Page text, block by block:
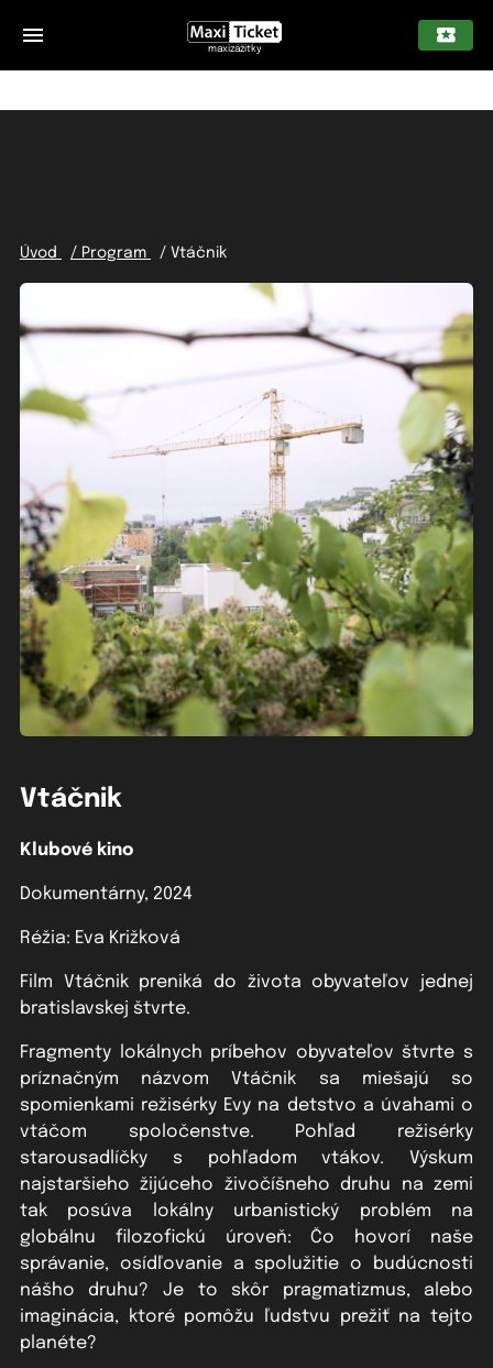
maxizážitky
Úvod / Program / Vtáčnik
Vtáčnik
Klubové kino
Dokumentárny, 2024
Réžia: Eva Križková
Film Vtáčnik preniká do života obyvateľov jednej
bratislavskej štvrte.
Fragmenty lokálnych príbehov obyvateľov štvrte s
príznačným názvom Vtáčnik sa miešajú so
spomienkami režisérky Evy na detstvo a úvahami o
vtáčom spoločenstve. Pohľad režisérky
starousadlíčky s pohľadom vtákov. Výskum
najstaršieho žijúceho živočíšneho druhu na zemi
tak posúva lokálny urbanistický problém na
globálnu filozofickú úroveň: Čo hovorí naše
správanie, osídľovanie a spolužitie o budúcnosti
nášho druhu? Je to skôr pragmatizmus, alebo
imaginácia, ktoré pomôžu ľudstvu prežiť na tejto
planéte?